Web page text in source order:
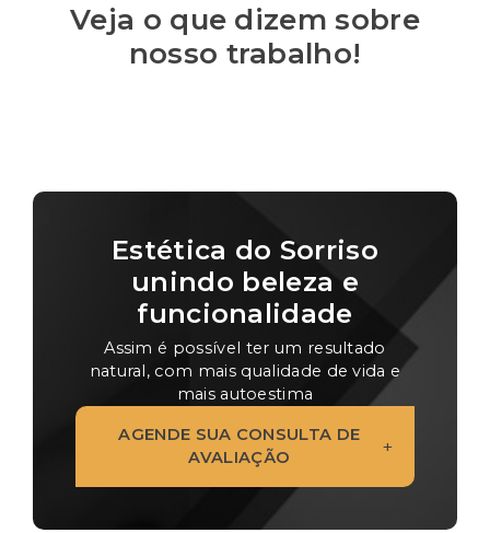
Veja o que dizem sobre
nosso trabalho!
Estética do Sorriso
unindo beleza e
funcionalidade
Assim é possível ter um resultado
natural, com mais qualidade de vida e
mais autoestima
AGENDE SUA CONSULTA DE
AVALIAÇÃO
+